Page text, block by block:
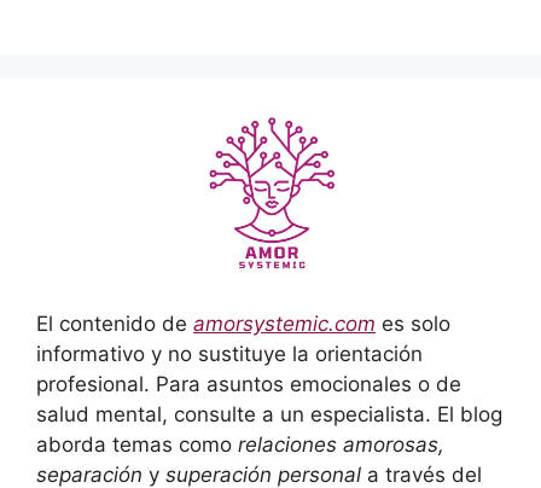
El contenido de amorsystemic.com es solo
informativo y no sustituye la orientación
profesional. Para asuntos emocionales o de
salud mental, consulte a un especialista. El blog
aborda temas como relaciones amorosas,
separación y superación personal a través del